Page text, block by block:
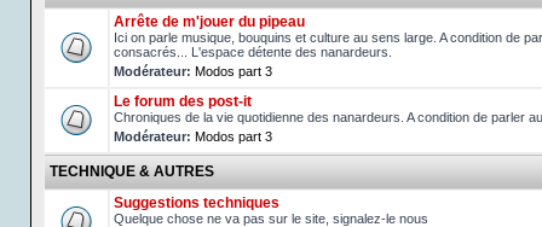
Arrête de m'jouer du pipeau
Ici on parle musique, bouquins et culture au sens large. A condition de
consacrés... L'espace détente des nanardeurs.
Modérateur: Modos part 3
Le forum des post-it
Chroniques de la vie quotidienne des nanardeurs. A condition de parler
Modérateur: Modos part 3
TECHNIQUE & AUTRES
Suggestions techniques
Quelque chose ne va pas sur le site, signalez-le nous